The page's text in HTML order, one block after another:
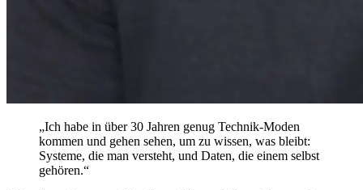
„Ich habe in über 30 Jahren genug Technik-Moden
kommen und gehen sehen, um zu wissen, was bleibt:
Systeme, die man versteht, und Daten, die einem selbst
gehören.“